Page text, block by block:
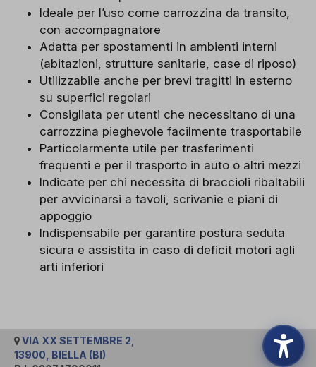
Ideale per l’uso come carrozzina da transito,
con accompagnatore
Adatta per spostamenti in ambienti interni
(abitazioni, strutture sanitarie, case di riposo)
Utilizzabile anche per brevi tragitti in esterno
su superfici regolari
Consigliata per utenti che necessitano di una
carrozzina pieghevole facilmente trasportabile
Particolarmente utile per trasferimenti
frequenti e per il trasporto in auto o altri mezzi
Indicate per chi necessita di braccioli ribaltabili
per avvicinarsi a tavoli, scrivanie e piani di
appoggio
Indispensabile per garantire postura seduta
sicura e assistita in caso di deficit motori agli
arti inferiori
VIA XX SETTEMBRE 2,
13900, BIELLA (BI)